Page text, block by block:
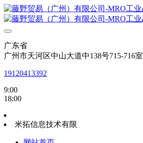
广东省
广州市天河区中山大道中138号715-716室
19120413392
9:00
18:00
米拓信息技术有限